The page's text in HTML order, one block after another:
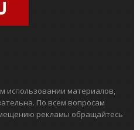
использовании материалов,
По всем вопросам
рекламы обращайтесь